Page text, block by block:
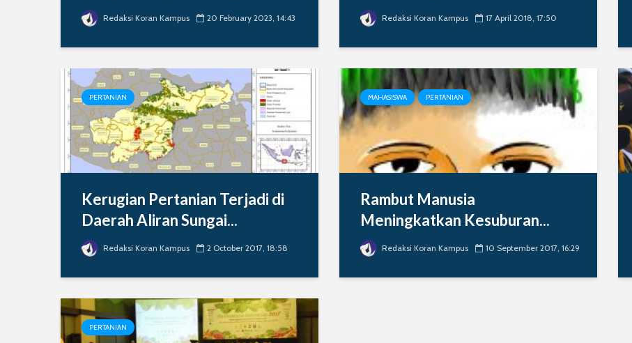
Redaksi Koran Kampus 20 February 2023, 14:43 Redaksi Koran Kampus 17 April 2018, 17:50
PERTANIAN
Kerugian Pertanian Terjadi di
Daerah Aliran Sungai...
Redaksi Koran Kampus 2 October 2017, 18:58
MAHASISWA PERTANIAN
Rambut Manusia
Meningkatkan Kesuburan...
Redaksi Koran Kampus 10 September 2017, 16:29
PERTANIAN